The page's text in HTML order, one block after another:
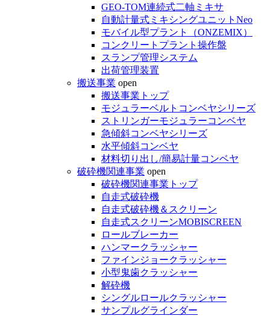
GEO-TOM連続式二軸ミキサ
自動計量式ミキシングユニットNeo
モバイル型プラント（ONZEMIX）
コンクリートプラント操作盤
スランプ管理システム
出荷管理装置
搬送事業 open
搬送事業トップ
モジュラーベルトコンベヤシリーズ
ストリンガーモジュラーコンベヤ
急傾斜コンベヤシリーズ
水平傾斜コンベヤ
材料切り出し/簡易計量コンベヤ
破砕機関連事業 open
破砕機関連事業トップ
自走式破砕機
自走式破砕機＆スクリーン
自走式スクリーンMOBISCREEN
ロールブレーカー
ハンマークラッシャー
ファインジョークラッシャー
小型鬼歯クラッシャー
解砕機
シングルロールクラッシャー
サンプルグラインダー